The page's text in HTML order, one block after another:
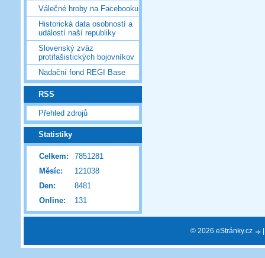
Válečné hroby na Facebooku
Historická data osobností a
událostí naší republiky
Slovenský zväz
protifašistických bojovníkov
Nadační fond REGI Base
RSS
Přehled zdrojů
Statistiky
Online: 131
Celkem:
7851281
Měsíc:
121038
Den:
8481
© 2026 eStránky.cz